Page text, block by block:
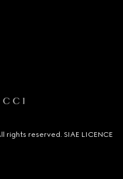
rights reserved. SIAE LICENCE